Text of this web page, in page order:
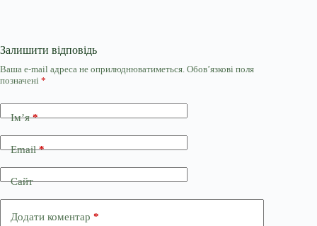
Залишити відповідь
Ваша e-mail адреса не оприлюднюватиметься. Обов’язкові поля
позначені *
Ім’я*
Email*
Сайт
Додати коментар *